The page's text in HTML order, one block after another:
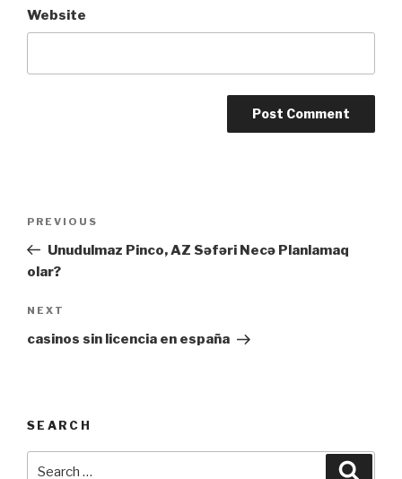
Website
Previous
Post
PREVIOUS
Unudulmaz Pinco, AZ Səfəri Necə Planlamaq
olar?
Next
Post
NEXT
casinos sin licencia en españa
SEARCH